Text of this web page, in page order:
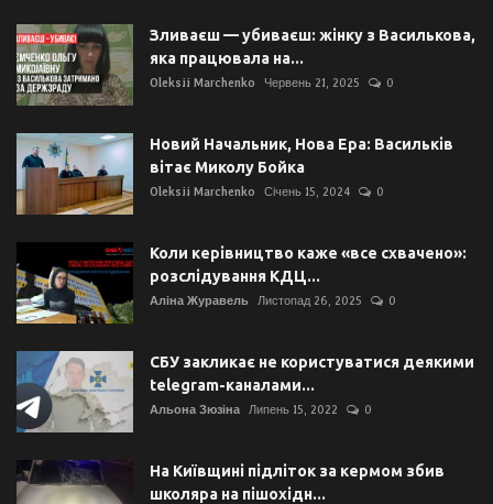
Зливаєш — убиваєш: жінку з Василькова,
яка працювала на...
Oleksii Marchenko Червень 21, 2025 0
Новий Начальник, Нова Ера: Васильків
вітає Миколу Бойка
Oleksii Marchenko Січень 15, 2024 0
Коли керівництво каже «все схвачено»:
розслідування КДЦ...
Аліна Журавель Листопад 26, 2025 0
СБУ закликає не користуватися деякими
telegram-каналами...
Альона Зюзіна Липень 15, 2022 0
На Київщині підліток за кермом збив
школяра на пішохідн...